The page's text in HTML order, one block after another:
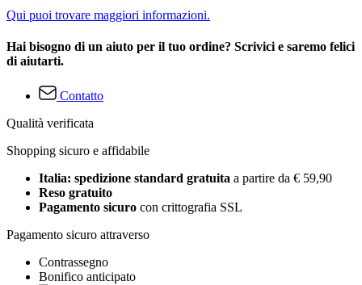
Qui puoi trovare maggiori informazioni.
Hai bisogno di un aiuto per il tuo ordine? Scrivici e saremo felici
di aiutarti.
Contatto
Qualità verificata
Shopping sicuro e affidabile
Italia: spedizione standard gratuita a partire da € 59,90
Reso gratuito
Pagamento sicuro con crittografia SSL
Pagamento sicuro attraverso
Contrassegno
Bonifico anticipato